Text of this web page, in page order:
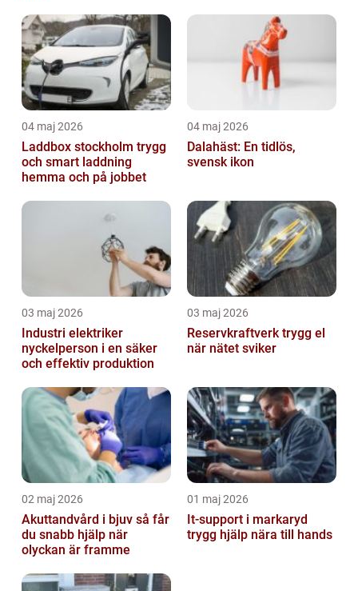
04 maj 2026
Laddbox stockholm trygg
och smart laddning
hemma och på jobbet
04 maj 2026
Dalahäst: En tidlös,
svensk ikon
03 maj 2026
Industri elektriker
nyckelperson i en säker
och effektiv produktion
03 maj 2026
Reservkraftverk trygg el
när nätet sviker
02 maj 2026
Akuttandvård i bjuv så får
du snabb hjälp när
olyckan är framme
01 maj 2026
It-support i markaryd
trygg hjälp nära till hands